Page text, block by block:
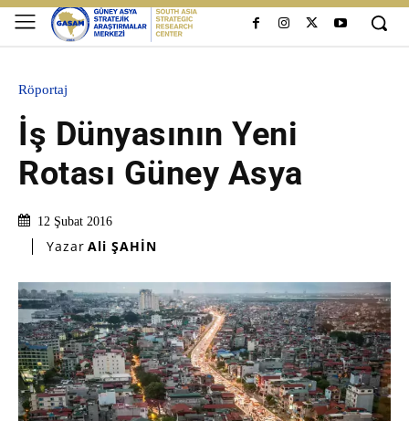
Röportaj
İş Dünyasının Yeni
Rotası Güney Asya
12 Şubat 2016
Yazar Ali ŞAHİN